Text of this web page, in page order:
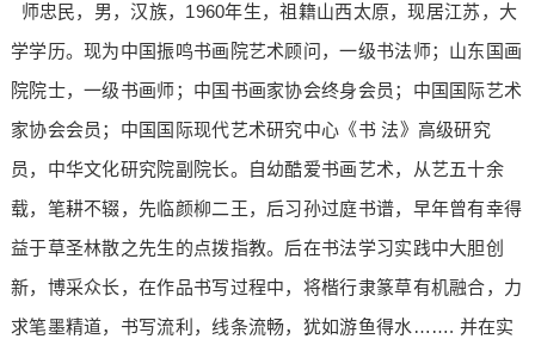
师忠民，男，汉族，1960年生，祖籍山西太原，现居江苏，大
学学历。现为中国振鸣书画院艺术顾问，一级书法师；山东国画
院院士，一级书画师；中国书画家协会终身会员；中国国际艺术
家协会会员；中国国际现代艺术研究中心《书 法》高级研究
员，中华文化研究院副院长。自幼酷爱书画艺术，从艺五十余
载，笔耕不辍，先临颜柳二王，后习孙过庭书谱，早年曾有幸得
益于草圣林散之先生的点拨指教。后在书法学习实践中大胆创
新，博采众长，在作品书写过程中，将楷行隶篆草有机融合，力
求笔墨精道，书写流利，线条流畅，犹如游鱼得水……. 并在实